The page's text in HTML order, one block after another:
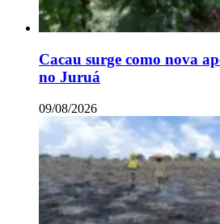
Cacau surge como nova
no Juruá
09/08/2026